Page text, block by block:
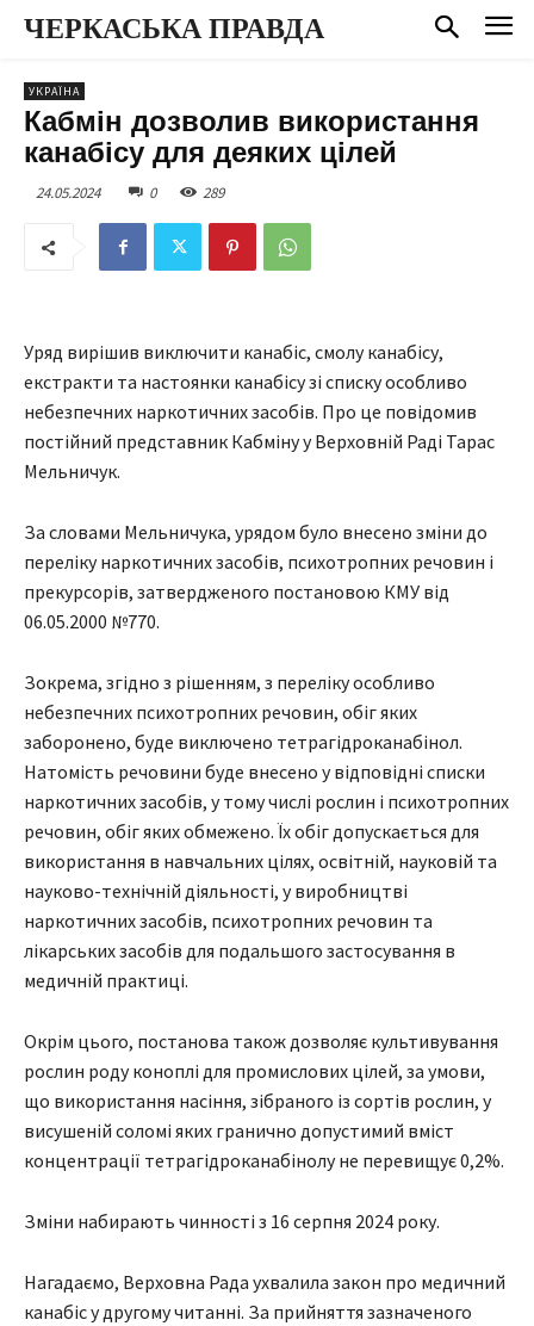
ЧЕРКАСЬКА ПРАВДА
УКРАЇНА
Кабмін дозволив використання
канабісу для деяких цілей
24.05.2024 0 289
Уряд вирішив виключити канабіс, смолу канабісу,
екстракти та настоянки канабісу зі списку особливо
небезпечних наркотичних засобів. Про це повідомив
постійний представник Кабміну у Верховній Раді Тарас
Мельничук.
За словами Мельничука, урядом було внесено зміни до
переліку наркотичних засобів, психотропних речовин і
прекурсорів, затвердженого постановою КМУ від
06.05.2000 №770.
Зокрема, згідно з рішенням, з переліку особливо
небезпечних психотропних речовин, обіг яких
заборонено, буде виключено тетрагідроканабінол.
Натомість речовини буде внесено у відповідні списки
наркотичних засобів, у тому числі рослин і психотропних
речовин, обіг яких обмежено. Їх обіг допускається для
використання в навчальних цілях, освітній, науковій та
науково-технічній діяльності, у виробництві
наркотичних засобів, психотропних речовин та
лікарських засобів для подальшого застосування в
медичній практиці.
Окрім цього, постанова також дозволяє культивування
рослин роду коноплі для промислових цілей, за умови,
що використання насіння, зібраного із сортів рослин, у
висушеній соломі яких гранично допустимий вміст
концентрації тетрагідроканабінолу не перевищує 0,2%.
Зміни набирають чинності з 16 серпня 2024 року.
Нагадаємо, Верховна Рада ухвалила закон про медичний
канабіс у другому читанні. За прийняття зазначеного